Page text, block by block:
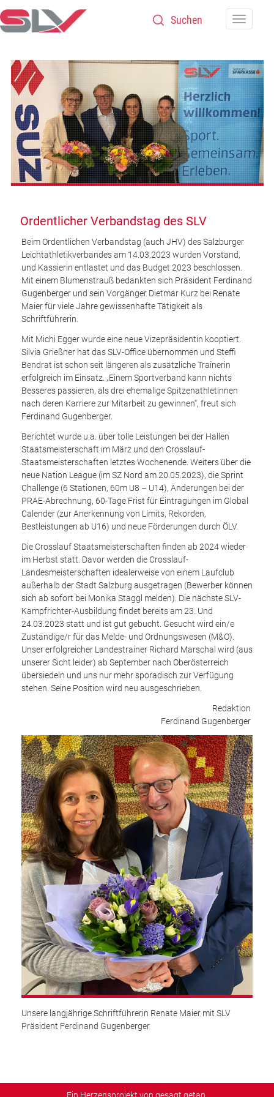
Zum Inhalt
Ordentlicher Verbandstag des SLV
Beim Ordentlichen Verbandstag (auch JHV) des Salzburger
Leichtathletikverbandes am 14.03.2023 wurden Vorstand,
und Kassierin entlastet und das Budget 2023 beschlossen.
Mit einem Blumenstrauß bedankten sich Präsident Ferdinand
Gugenberger und sein Vorgänger Dietmar Kurz bei Renate
Maier für viele Jahre gewissenhafte Tätigkeit als
Schriftführerin.
Mit Michi Egger wurde eine neue Vizepräsidentin kooptiert.
Silvia Grießner hat das SLV-Office übernommen und Steffi
Bendrat ist schon seit längeren als zusätzliche Trainerin
erfolgreich im Einsatz. „Einem Sportverband kann nichts
Besseres passieren, als drei ehemalige Spitzenathletinnen
nach deren Karriere zur Mitarbeit zu gewinnen“, freut sich
Ferdinand Gugenberger.
Berichtet wurde u.a. über tolle Leistungen bei der Hallen
Staatsmeisterschaft im März und den Crosslauf-
Staatsmeisterschaften letztes Wochenende. Weiters über die
neue Nation League (im SZ Nord am 20.05.2023), die Sprint
Challenge (6 Stationen, 60m U8 – U14), Änderungen bei der
PRAE-Abrechnung, 60-Tage Frist für Eintragungen im Global
Calender (zur Anerkennung von Limits, Rekorden,
Bestleistungen ab U16) und neue Förderungen durch ÖLV.
Die Crosslauf Staatsmeisterschaften finden ab 2024 wieder
im Herbst statt. Davor werden die Crosslauf-
Landesmeisterschaften idealerweise von einem Laufclub
außerhalb der Stadt Salzburg ausgetragen (Bewerber können
sich ab sofort bei Monika Staggl melden). Die nächste SLV-
Kampfrichter-Ausbildung findet bereits am 23. Und
24.03.2023 statt und ist gut gebucht. Gesucht wird ein/e
Zuständige/r für das Melde- und Ordnungswesen (M&O).
Unser erfolgreicher Landestrainer Richard Marschal wird (aus
unserer Sicht leider) ab September nach Oberösterreich
übersiedeln und uns nur mehr sporadisch zur Verfügung
stehen. Seine Position wird neu ausgeschrieben.
Redaktion
Ferdinand Gugenberger
Unsere langjährige Schriftführerin Renate Maier mit SLV
Präsident Ferdinand Gugenberger